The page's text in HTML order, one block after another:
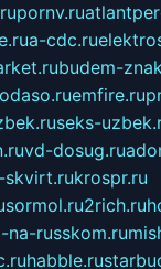
pornv.ru
a-cdc.ru
budem-
emfire.ru
seks-
vd-dosug.ru
skvirt.rukrospr.ru
sormol.ru2rich.ru
na-russkom.ru
habble.ru